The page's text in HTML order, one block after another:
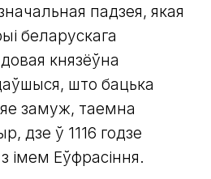
падзея, якая
беларускага
князёўна
што бацька
замуж, таемна
дзе ў 1116 годзе
імем Еўфрасіння.